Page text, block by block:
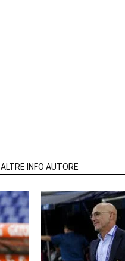
ALTRE INFO AUTORE